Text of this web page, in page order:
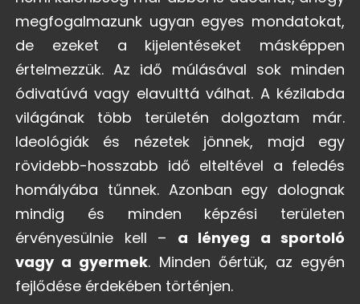
megfogalmazunk ugyan egyes mondatokat,
de ezeket a kijelentéseket másképpen
értelmezzük. Az idő múlásával sok minden
ódivatúvá vagy elavulttá válhat. A kézilabda
világának több területén dolgoztam már.
Ideológiák és nézetek jönnek, majd egy
rövidebb-hosszabb idő elteltével a feledés
homályába tűnnek. Azonban egy dolognak
mindig és minden képzési területen
érvényesülnie kell – a lényeg a sportoló
vagy a gyermek. Minden őértük, az egyén
fejlődése érdekében történjen.